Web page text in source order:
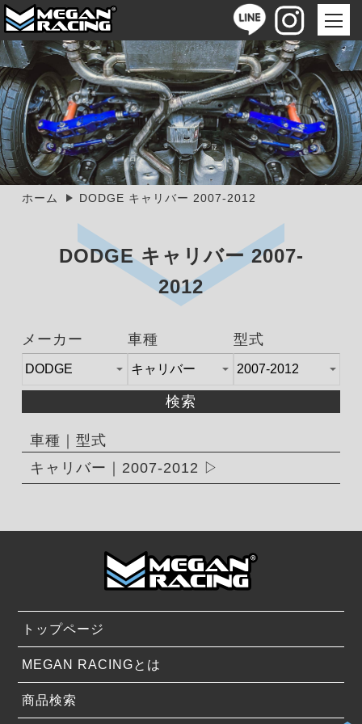
ホーム DODGE キャリバー 2007-2012
DODGE キャリバー 2007-
2012
メーカー 車種 型式
検索
車種｜型式
キャリバー｜2007-2012
トップページ
MEGAN RACINGとは
商品検索